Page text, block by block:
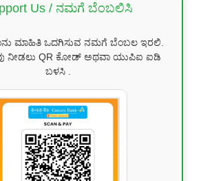
Us / ನಮಗೆ ಬೆಂಬಲಿಸಿ
ಮಾಹಿತಿ ಒದಗಿಸುವ ನಮಗೆ ಬೆಂಬಲ ಇರಲಿ.
ನೀಡಲು QR ಕೋಡ್ ಅಥವಾ ಯುಪಿಐ ಐಡಿ
ಬಳಸಿ .